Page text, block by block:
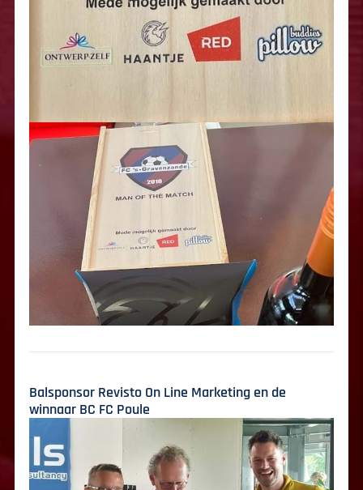
Balsponsor Revisto On Line Marketing en de
winnaar BC FC Poule